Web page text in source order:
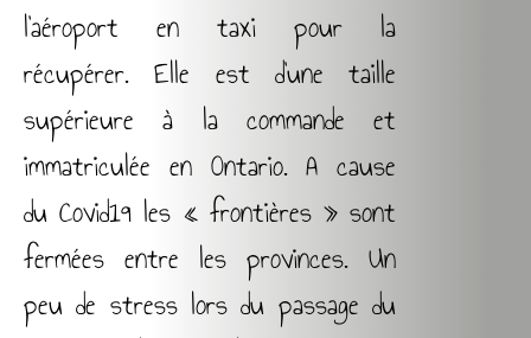
l’aéroport en taxi pour la
récupérer. Elle est d’une taille
supérieure à la commande et
immatriculée en Ontario. A cause
du Covid19 les « frontières » sont
fermées entre les provinces. Un
peu de stress lors du passage du